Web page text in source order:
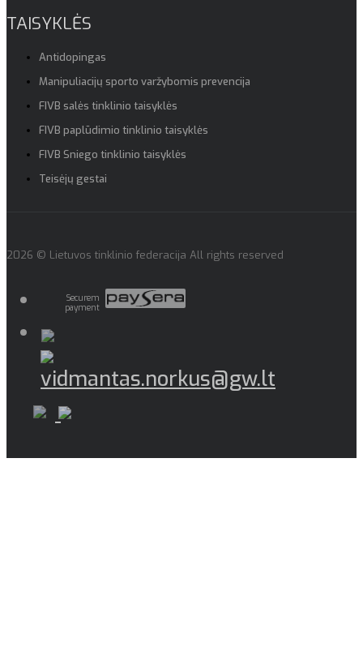
TAISYKLĖS
Antidopingas
Manipuliacijų sporto varžybomis prevencija
FIVB salės tinklinio taisyklės
FIVB paplūdimio tinklinio taisyklės
FIVB Sniego tinklinio taisyklės
Teisėjų gestai
2026 © Lietuvos tinklinio federacija All rights reserved
Securem
payment